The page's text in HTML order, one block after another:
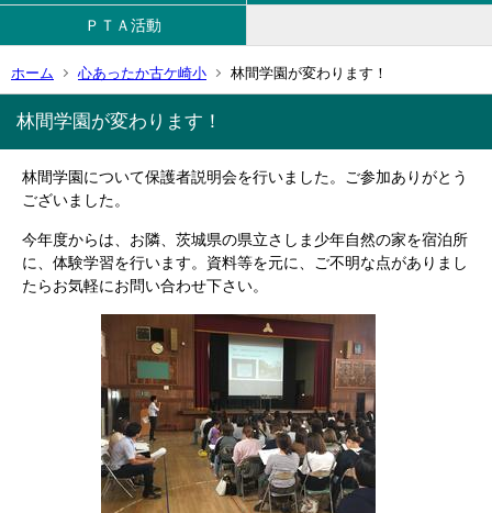
ＰＴＡ活動
ホーム 心あったか古ケ崎小 林間学園が変わります！
林間学園が変わります！
林間学園について保護者説明会を行いました。ご参加ありがとう
ございました。
今年度からは、お隣、茨城県の県立さしま少年自然の家を宿泊所
に、体験学習を行います。資料等を元に、ご不明な点がありまし
たらお気軽にお問い合わせ下さい。